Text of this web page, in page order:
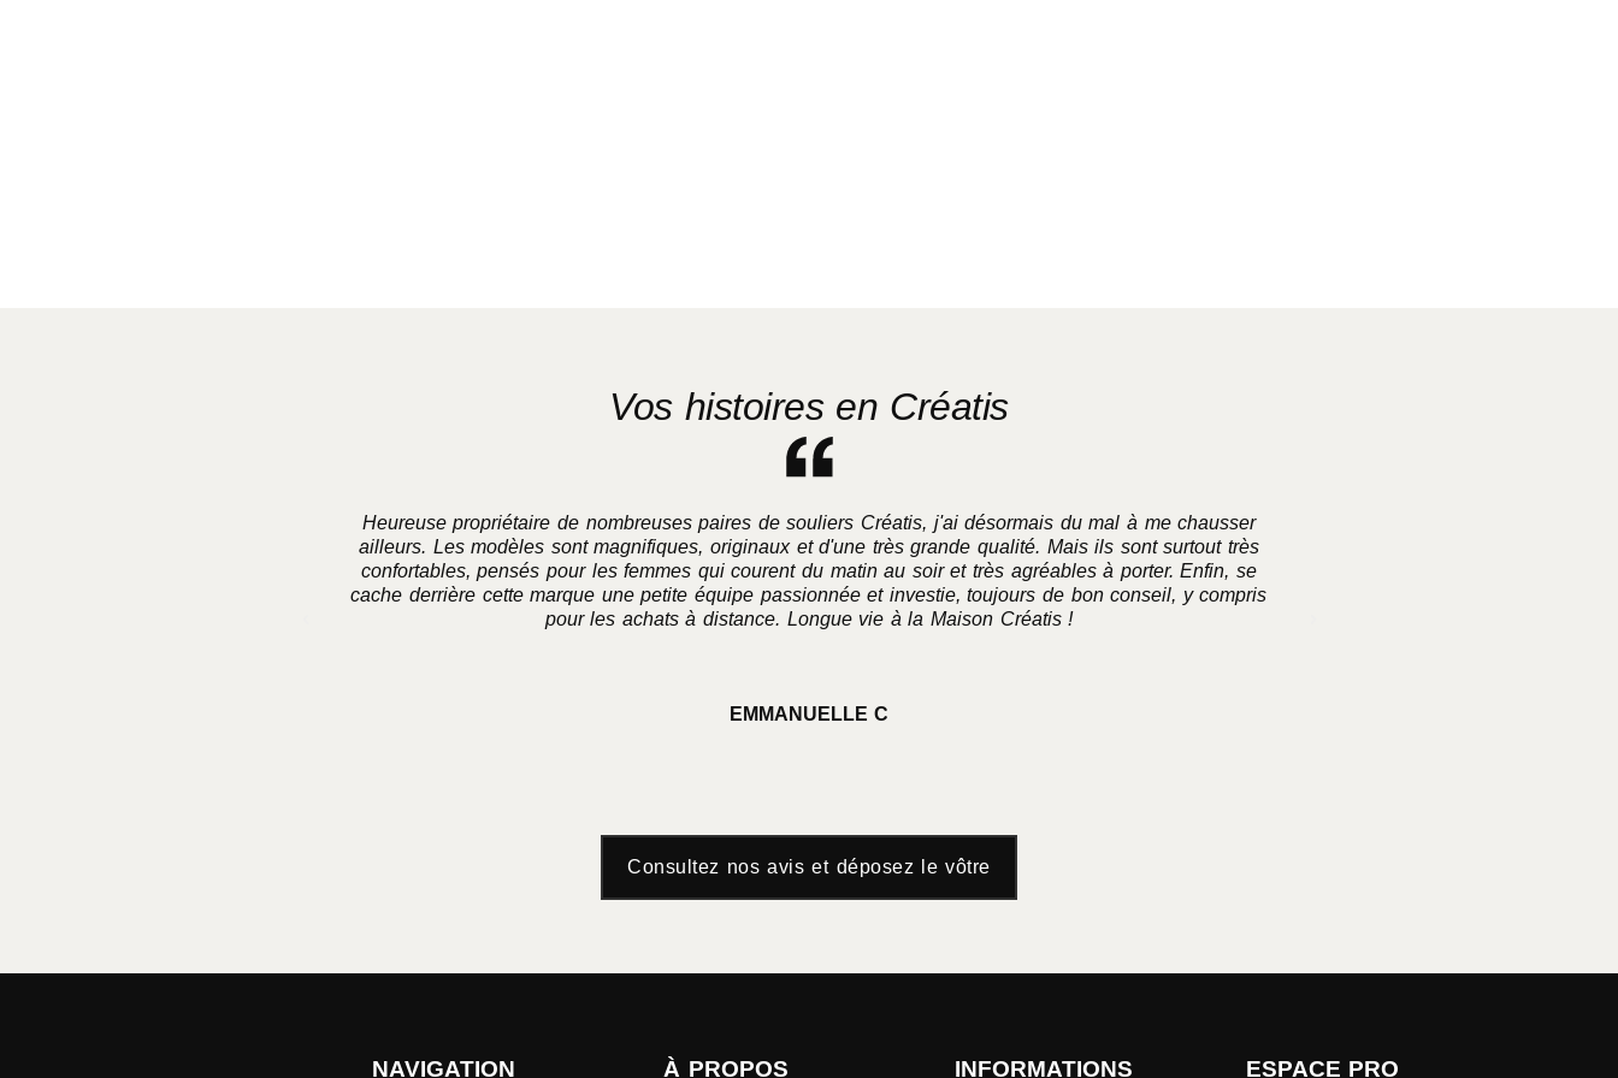
Vos histoires en Créatis
Heureuse propriétaire de nombreuses paires de souliers Créatis, j'ai désormais du mal à me chausser
ailleurs. Les modèles sont magnifiques, originaux et d'une très grande qualité. Mais ils sont surtout très
confortables, pensés pour les femmes qui courent du matin au soir et très agréables à porter. Enfin, se
cache derrière cette marque une petite équipe passionnée et investie, toujours de bon conseil, y compris
pour les achats à distance. Longue vie à la Maison Créatis !
EMMANUELLE C
Consultez nos avis et déposez le vôtre
NAVIGATION À PROPOS INFORMATIONS ESPACE PRO